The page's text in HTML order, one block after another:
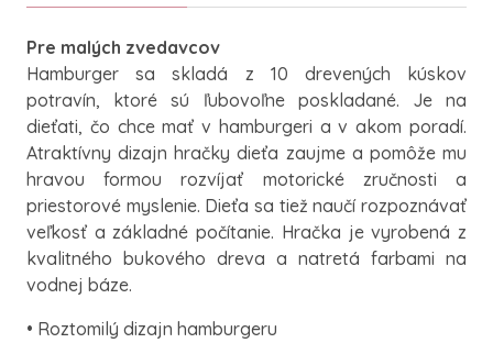
Pre malých zvedavcov
Hamburger sa skladá z 10 drevených kúskov
potravín, ktoré sú ľubovoľne poskladané. Je na
dieťati, čo chce mať v hamburgeri a v akom poradí.
Atraktívny dizajn hračky dieťa zaujme a pomôže mu
hravou formou rozvíjať motorické zručnosti a
priestorové myslenie. Dieťa sa tiež naučí rozpoznávať
veľkosť a základné počítanie. Hračka je vyrobená z
kvalitného bukového dreva a natretá farbami na
vodnej báze.
• Roztomilý dizajn hamburgeru